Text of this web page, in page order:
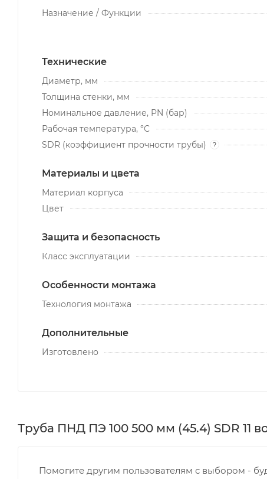
Назначение / Функции
Технические
Диаметр, мм
Толщина стенки, мм
Номинальное давление, PN (бар)
Рабочая температура, °С
SDR (коэффициент прочности трубы)
?
Материалы и цвета
Материал корпуса
Цвет
Защита и безопасность
Класс эксплуатации
Особенности монтажа
Технология монтажа
Дополнительные
Изготовлено
Труба ПНД ПЭ 100 500 мм (45.4) SDR 11
Помогите другим пользователям с выбором -